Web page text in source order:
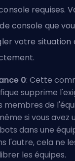
requises.
console que
votre situation
0: Cette
supprime
membres de
si vous avez
dans une
l'autre, cela ne
les équipes.